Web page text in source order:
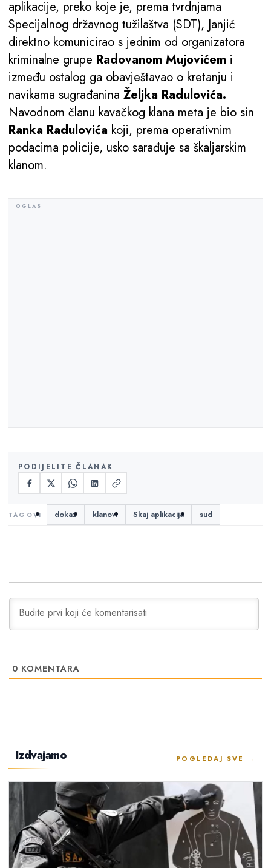
aplikacije, preko koje je, prema tvrdnjama
Specijalnog državnog tužilaštva (SDT), Janjić
direktno komunicirao s jednim od organizatora
kriminalne grupe Radovanom Mujovićem i
između ostalog ga obavještavao o kretanju i
navikama sugrađanina Željka Radulovića.
Navodnom članu kavačkog klana meta je bio sin
Ranka Radulovića koji, prema operativnim
podacima policije, usko sarađuje sa škaljarskim
klanom.
PODIJELITE ČLANAK
dokaz klanovi Skaj aplikacija sud
0 KOMENTARA
Izdvajamo POGLEDAJ SVE →